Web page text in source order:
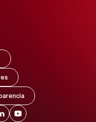
de Transparencia
LinkedIn
Image
YouTube